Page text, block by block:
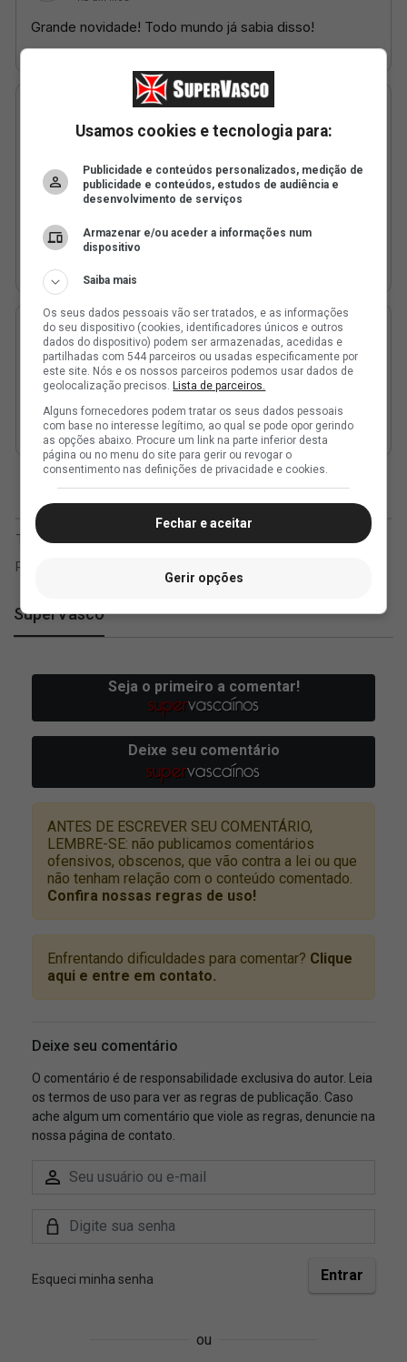
SuperVasco
Usamos cookies e tecnologia para:
Publicidade e conteúdos personalizados, medição de
publicidade e conteúdos, estudos de audiência e
desenvolvimento de serviços
Armazenar e/ou aceder a informações num
dispositivo
Saiba mais
Os seus dados pessoais vão ser tratados, e as informações
do seu dispositivo (cookies, identificadores únicos e outros
dados do dispositivo) podem ser armazenadas, acedidas e
partilhadas com 544 parceiros ou usadas especificamente por
este site. Nós e os nossos parceiros podemos usar dados de
geolocalização precisos.Lista de parceiros.
Alguns fornecedores podem tratar os seus dados pessoais
com base no interesse legítimo, ao qual se pode opor gerindo
as opções abaixo. Procure um link na parte inferior desta
página ou no menu do site para gerir ou revogar o
consentimento nas definições de privacidade e cookies.
Fechar e aceitar
Gerir opções